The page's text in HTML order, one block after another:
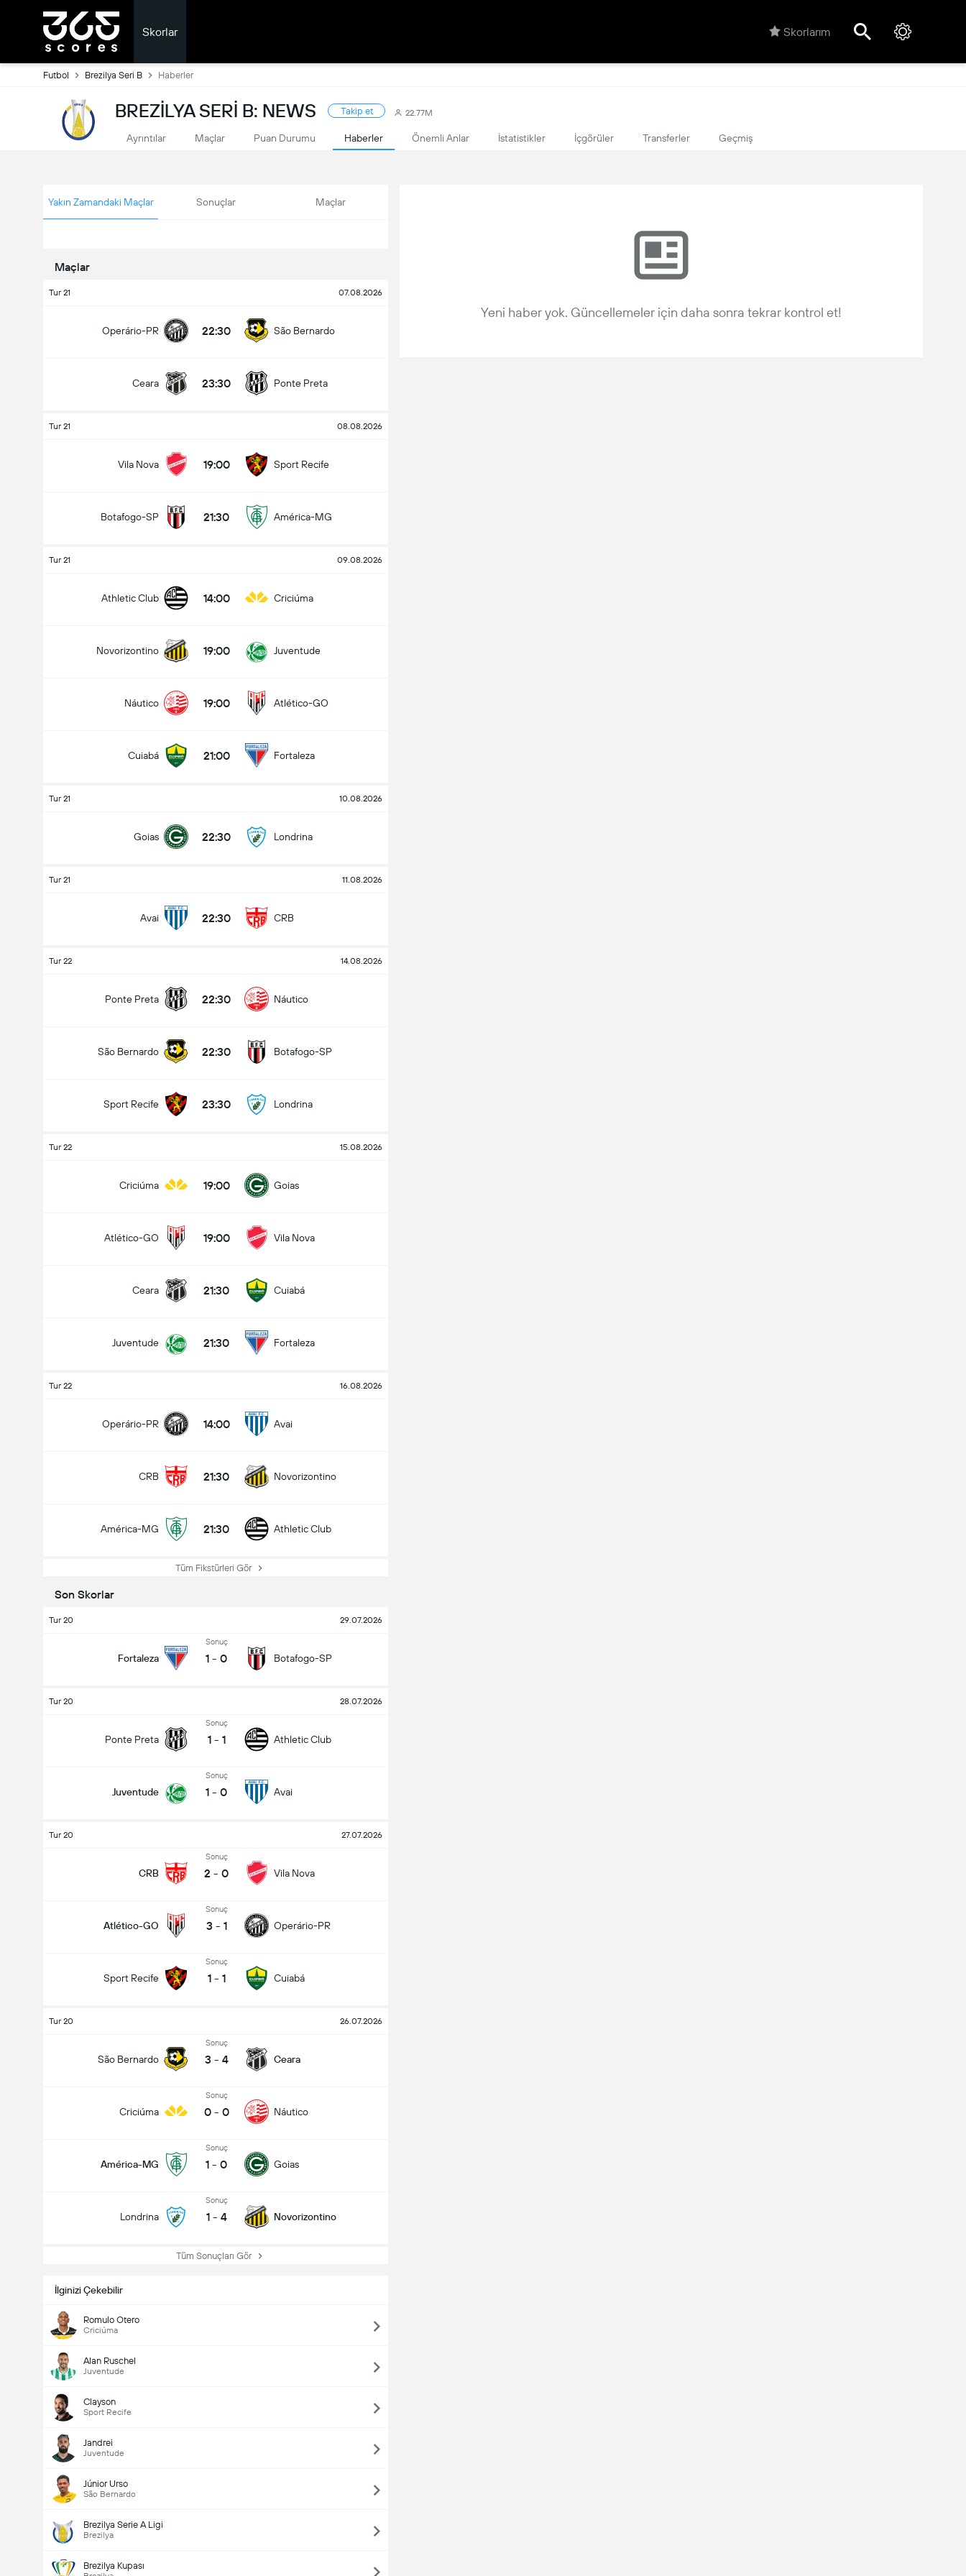
Skorlar Skorlarım
Futbol Brezilya Seri B Haberler
BREZILYA SERI B: NEWS Takip et 22.77M
Ayrıntılar Maçlar Puan Durumu Haberler Önemli Anlar İstatistikler İçgörüler Transferler Geçmiş
Yakın Zamandaki Maçlar Sonuçlar Maçlar
Maçlar
Tur 21 07.08.2026
Operário-PR 22:30 São Bernardo
Ceara 23:30 Ponte Preta
Tur 21 08.08.2026
Vila Nova 19:00 Sport Recife
Botafogo-SP 21:30 América-MG
Tur 21 09.08.2026
Athletic Club 14:00 Criciúma
Novorizontino 19:00 Juventude
Náutico 19:00 Atlético-GO
Cuiabá 21:00 Fortaleza
Tur 21 10.08.2026
Goias 22:30 Londrina
Tur 21 11.08.2026
Avai 22:30 CRB
Tur 22 14.08.2026
Ponte Preta 22:30 Náutico
São Bernardo 22:30 Botafogo-SP
Sport Recife 23:30 Londrina
Tur 22 15.08.2026
Criciúma 19:00 Goias
Atlético-GO 19:00 Vila Nova
Ceara 21:30 Cuiabá
Juventude 21:30 Fortaleza
Tur 22 16.08.2026
Operário-PR 14:00 Avai
CRB 21:30 Novorizontino
América-MG 21:30 Athletic Club
Tüm Fikstürleri Gör
Son Skorlar
Tur 20 29.07.2026
Fortaleza
Sonuç
1 - 0 Botafogo-SP
Tur 20 28.07.2026
Ponte Preta
Sonuç
1 - 1 Athletic Club
Juventude
Sonuç
1 - 0 Avai
Tur 20 27.07.2026
CRB
Sonuç
2 - 0 Vila Nova
Atlético-GO
Sonuç
3 - 1 Operário-PR
Sport Recife
Sonuç
1 - 1 Cuiabá
Tur 20 26.07.2026
São Bernardo
Sonuç
3 - 4 Ceara
Criciúma
Sonuç
0 - 0 Náutico
América-MG
Sonuç
1 - 0 Goias
Londrina
Sonuç
1 - 4 Novorizontino
Tüm Sonuçları Gör
İlginizi Çekebilir
Romulo Otero
Criciúma
Alan Ruschel
Juventude
Clayson
Sport Recife
Jandrei
Juventude
Júnior Urso
São Bernardo
Brezilya Serie A Ligi
Brezilya
Brezilya Kupası
Yeni haber yok. Güncellemeler için daha sonra tekrar kontrol et!